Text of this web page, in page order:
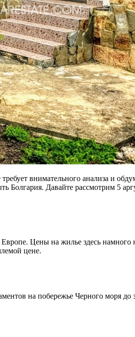
внимательного анализа и
Давайте рассмотрим 5
Цены на жилье здесь
цене.
на побережье Черного моря